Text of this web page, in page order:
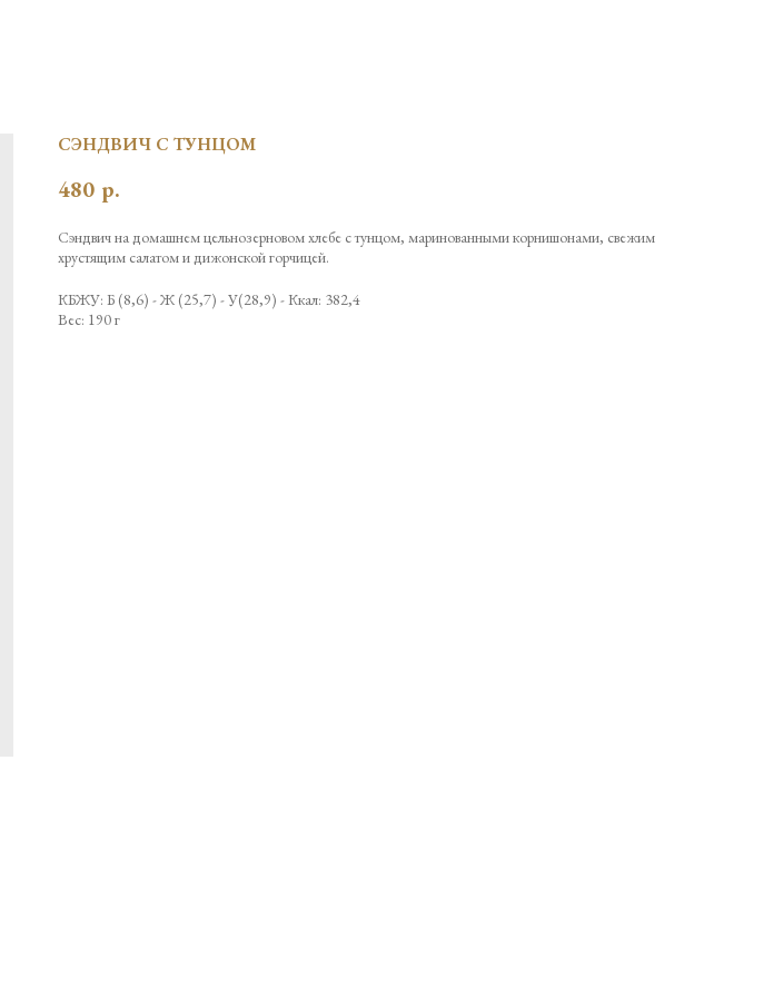
СЭНДВИЧ С ТУНЦОМ
480 р.
Сэндвич на домашнем цельнозерновом хлебе с тунцом, маринованными корнишонами, свежим
хрустящим салатом и дижонской горчицей.
КБЖУ: Б (8,6) - Ж (25,7) - У(28,9) - Ккал: 382,4
Вес: 190 г